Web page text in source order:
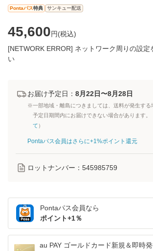
Pontaパス特典 サンキュー配送
45,600円(税込)
[NETWORK ERROR] ネットワーク周りの設定
い
お届け予定日： 8月22日〜8月28日
※一部地域・離島につきましては、送料が発生する
予定日期間内にお届けできない場合があります。
て ）
Pontaパス会員はさらに+1%ポイント還元
ロットナンバー： 545985759
Pontaパス会員なら
ポイント+1％
au PAY ゴールドカード新規＆即時